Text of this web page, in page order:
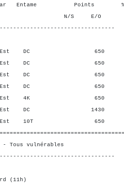
Entame Points %
S E/O N/
DC 650
DC 650
DC 650
DC 650
4K 650
DC 1430 0,00
10T 650
- Tous vulnérables